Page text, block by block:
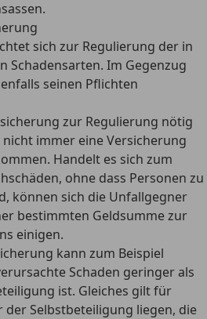
sich zur Regulierung der in
Schadensarten. Im Gegenzug
seinen Pflichten
zur Regulierung nötig
immer eine Versicherung
Handelt es sich zum
ohne dass Personen zu
können sich die Unfallgegner
bestimmten Geldsumme zur
einigen.
kann zum Beispiel
Schaden geringer als
ist. Gleiches gilt für
der Selbstbeteiligung liegen, die